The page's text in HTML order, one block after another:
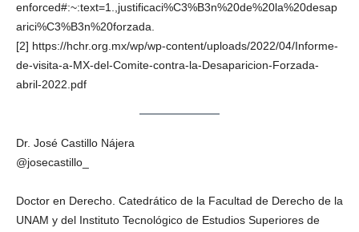
enforced#:~:text=1.,justificaci%C3%B3n%20de%20la%20desap
arici%C3%B3n%20forzada.
[2] https://hchr.org.mx/wp/wp-content/uploads/2022/04/Informe-
de-visita-a-MX-del-Comite-contra-la-Desaparicion-Forzada-
abril-2022.pdf
Dr. José Castillo Nájera
@josecastillo_
Doctor en Derecho. Catedrático de la Facultad de Derecho de la
UNAM y del Instituto Tecnológico de Estudios Superiores de